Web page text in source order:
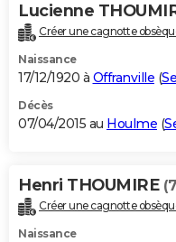
Lucienne
Créer une cagnotte
Naissance
17/12/1920 à Offranville (
Décès
07/04/2015 au Houlme (
Henri THOUMIRE
Créer une cagnotte
Naissance